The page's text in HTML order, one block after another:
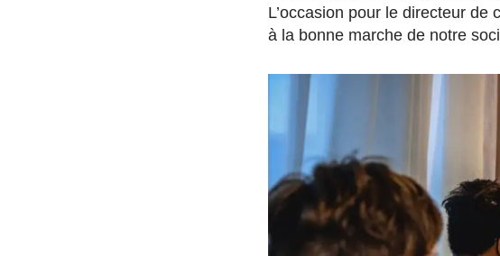
L’occasion pour le directeur
à la bonne marche de notre